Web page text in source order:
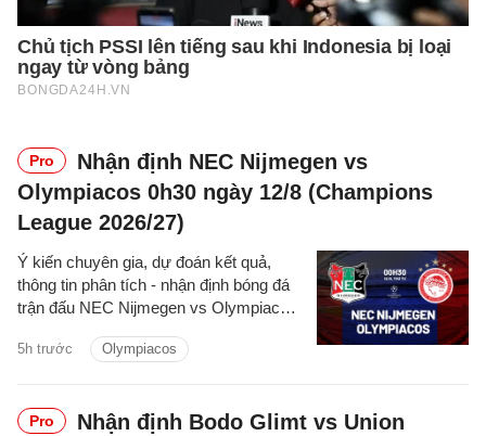
Pro
Nhận định NEC Nijmegen vs
Olympiacos 0h30 ngày 12/8 (Champions
League 2026/27)
5h trước Olympiacos
Ý kiến chuyên gia, dự đoán kết quả,
thông tin phân tích - nhận định bóng đá
trận đấu NEC Nijmegen vs Olympiacos
2026/27 hôm nay.
Pro
Nhận định Bodo Glimt vs Union